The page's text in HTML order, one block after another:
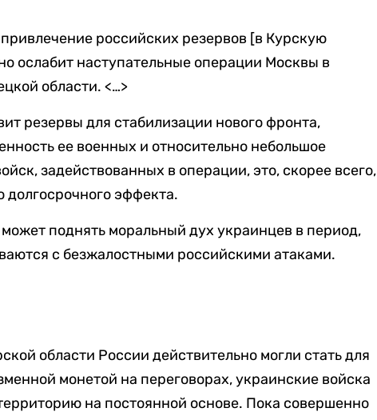
российских резервов [в Курскую
ослабит наступательные операции Москвы в
области. <…>
резервы для стабилизации нового фронта,
ее военных и относительно небольшое
задействованных в операции, это, скорее всего,
долгосрочного эффекта.
поднять моральный дух украинцев в период,
с безжалостными российскими атаками.
области России действительно могли стать для
монетой на переговорах, украинские войска
на постоянной основе. Пока совершенно